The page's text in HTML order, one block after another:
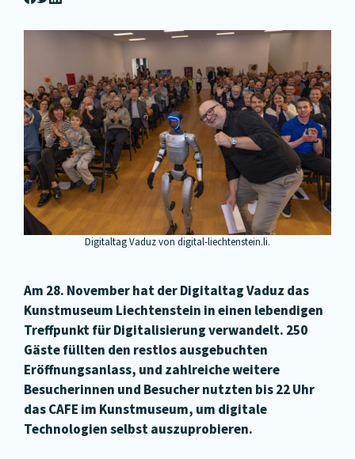
Digitaltag Vaduz von digital-liechtenstein.li.
Am 28. November hat der Digitaltag Vaduz das
Kunstmuseum Liechtenstein in einen lebendigen
Treffpunkt für Digitalisierung verwandelt. 250
Gäste füllten den restlos ausgebuchten
Eröffnungsanlass, und zahlreiche weitere
Besucherinnen und Besucher nutzten bis 22 Uhr
das CAFE im Kunstmuseum, um digitale
Technologien selbst auszuprobieren.